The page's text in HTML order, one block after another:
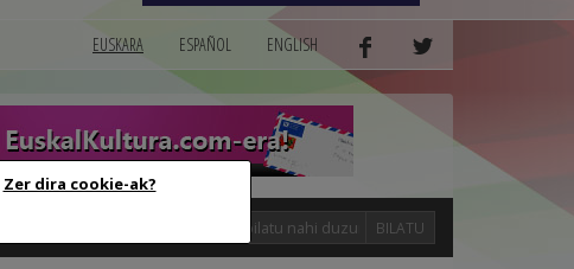
Zer dira cookie-ak?
EUSKARA ESPAÑOL ENGLISH
BILATU